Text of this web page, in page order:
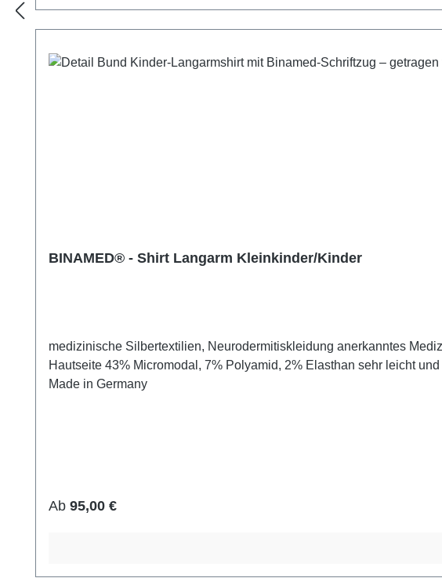
BINAMED® - Shirt Langarm Kleinkinder/Kinder
medizinische Silbertextilien, Neurodermitiskleidung anerkanntes Medizinprodukt schnell Juckreiz lindernd 48% Silbergarn (aus reinem Silber), 100% Silbergarn auf der
Hautseite 43% Micromodal, 7% Polyamid, 2% Elasthan sehr leicht
Made in Germany
Regulärer Preis:
Ab 95,00 €